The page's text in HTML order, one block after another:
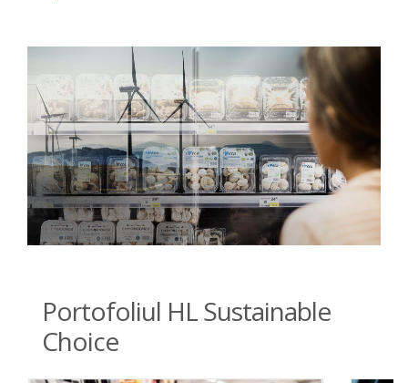
Portofoliul HL Sustainable
Choice